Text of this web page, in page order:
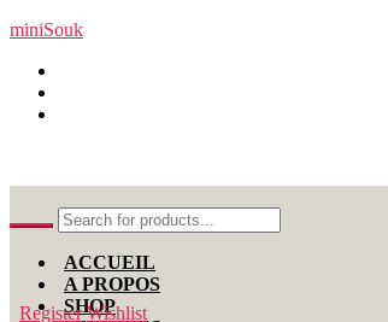
miniSouk
ACCUEIL
A PROPOS
SHOP
Register Wishlist